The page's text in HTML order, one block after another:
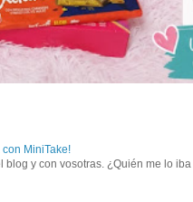
con MiniTake!
blog y con vosotras. ¿Quién me lo